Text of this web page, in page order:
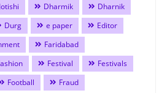
Dharmik
Dharnik
Durg e paper
Editor
Faridabad
Festival
Festivals
Football
Fraud